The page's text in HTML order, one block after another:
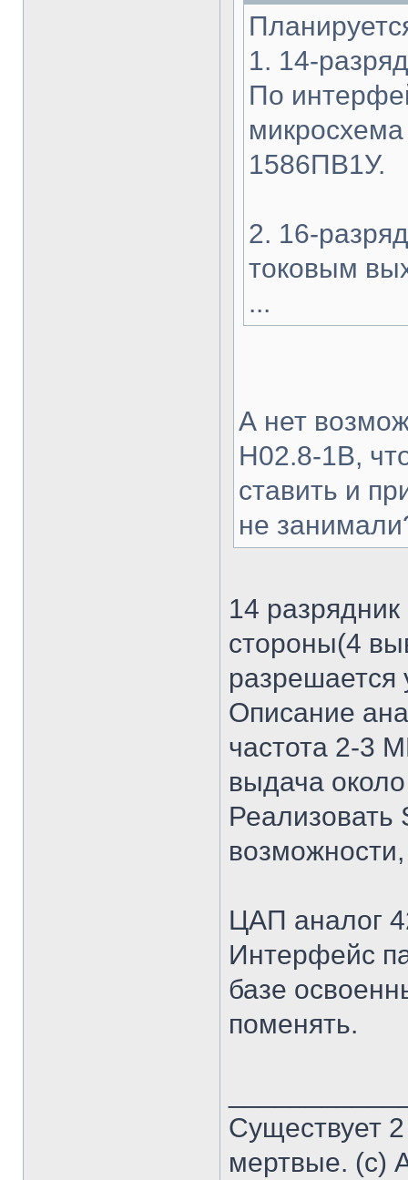
1. 14-
По
1586ПВ1У.
2. 16-
токовым
...
А нет
Н02.8-1В,
ставить и
не
14
стороны(4
разрешается
Описание
частота 2-3
выдача
Реализовать
ЦАП аналог
Интерфейс
базе
поменять.
Существует
мертвые. (с)